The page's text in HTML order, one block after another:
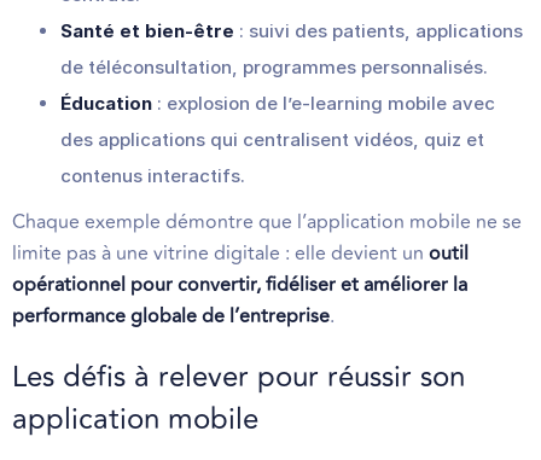
Santé et bien-être : suivi des patients, applications
de téléconsultation, programmes personnalisés.
Éducation : explosion de l’e-learning mobile avec
des applications qui centralisent vidéos, quiz et
contenus interactifs.
Chaque exemple démontre que l’application mobile ne se
limite pas à une vitrine digitale : elle devient un outil
opérationnel pour convertir, fidéliser et améliorer la
performance globale de l’entreprise.
Les défis à relever pour réussir son
application mobile